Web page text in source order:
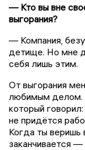
— Кто вы вне
выгорания?
— Компания,
детище. Но мне
себя лишь этим.
От выгорания
любимым делом.
который
не придётся
Когда ты веришь
заканчивается —